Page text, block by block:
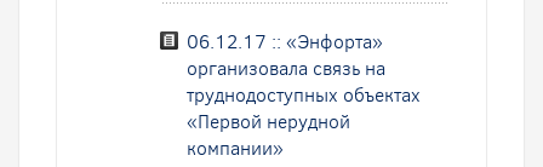
06.12.17 :: «Энфорта»
организовала связь на
труднодоступных объектах
«Первой нерудной
компании»